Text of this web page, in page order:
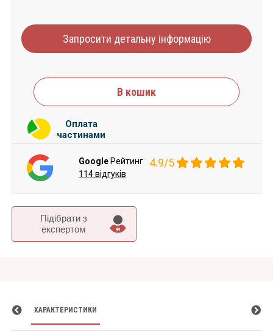
Підібрати з
експертом
Запросити детальну інформацію
В кошик
Оплата
частинами
Google Рейтинг 4.9/5
114 відгуків
ХАРАКТЕРИСТИКИ